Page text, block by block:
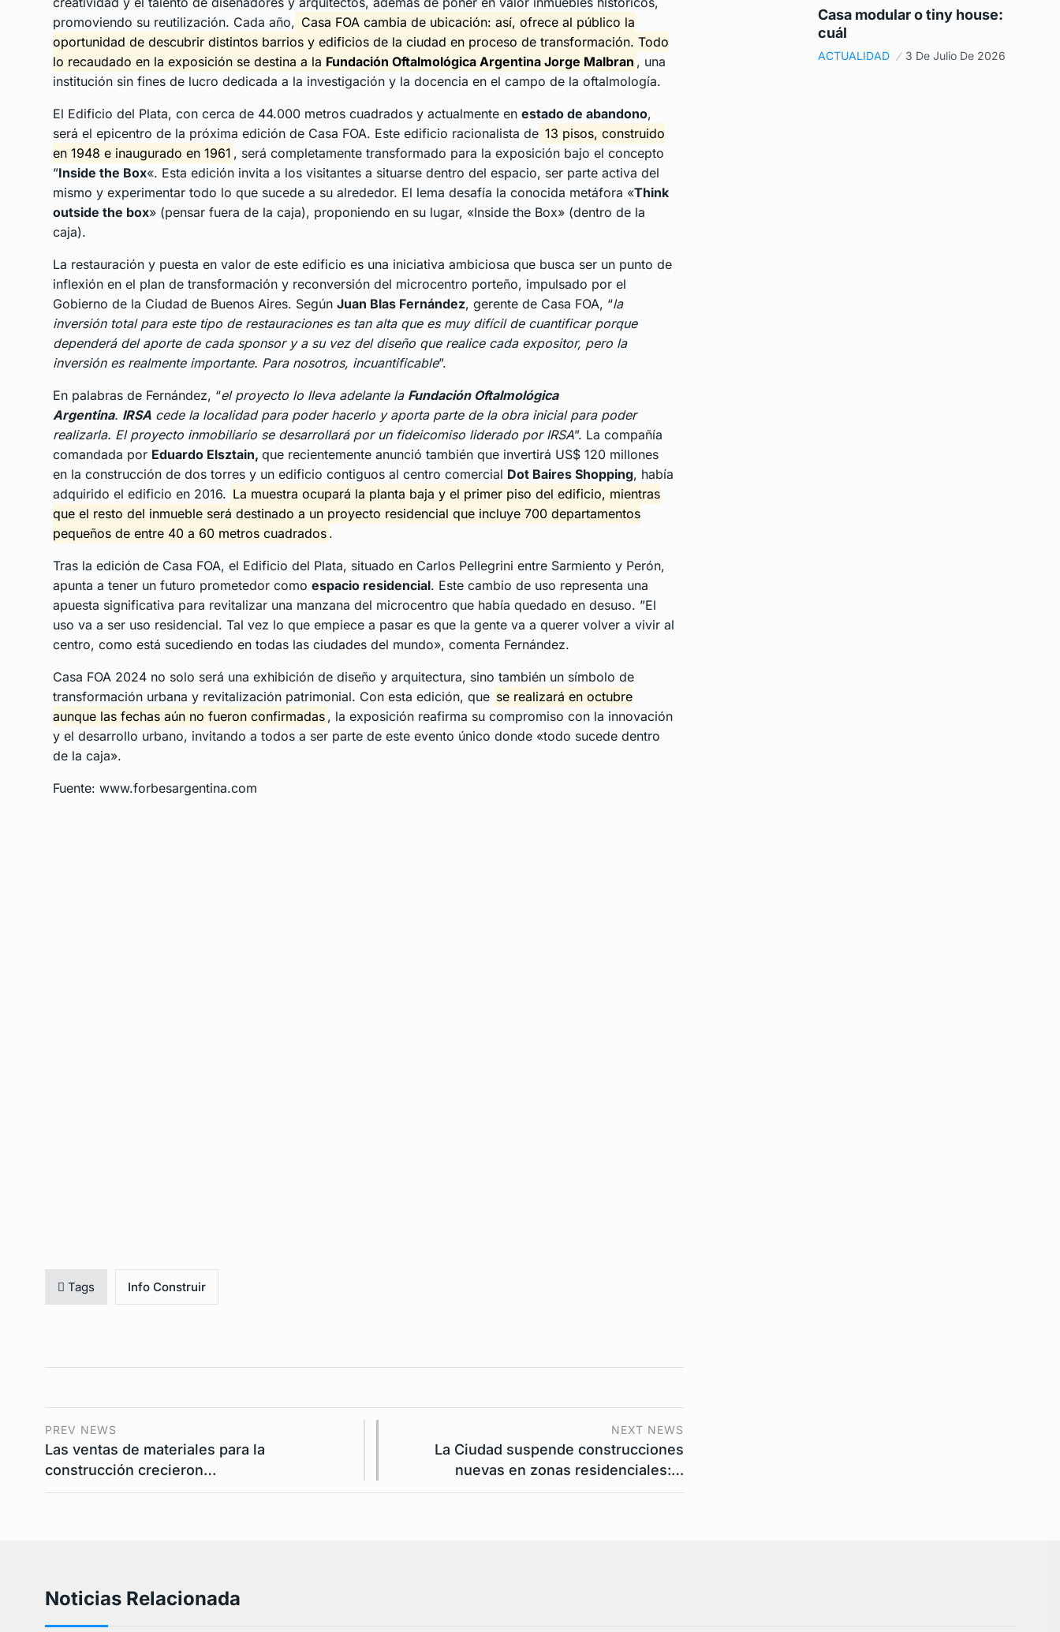
promoviendo su reutilización. Cada año, Casa FOA cambia de ubicación: así, ofrece al público la
oportunidad de descubrir distintos barrios y edificios de la ciudad en proceso de transformación. Todo
lo recaudado en la exposición se destina a la Fundación Oftalmológica Argentina Jorge Malbran , una
institución sin fines de lucro dedicada a la investigación y la docencia en el campo de la oftalmología.
El Edificio del Plata, con cerca de 44.000 metros cuadrados y actualmente en estado de abandono,
será el epicentro de la próxima edición de Casa FOA. Este edificio racionalista de 13 pisos, construido
en 1948 e inaugurado en 1961 , será completamente transformado para la exposición bajo el concepto
”Inside the Box«. Esta edición invita a los visitantes a situarse dentro del espacio, ser parte activa del
mismo y experimentar todo lo que sucede a su alrededor. El lema desafía la conocida metáfora «Think
outside the box» (pensar fuera de la caja), proponiendo en su lugar, «Inside the Box» (dentro de la
caja).
La restauración y puesta en valor de este edificio es una iniciativa ambiciosa que busca ser un punto de
inflexión en el plan de transformación y reconversión del microcentro porteño, impulsado por el
Gobierno de la Ciudad de Buenos Aires. Según Juan Blas Fernández, gerente de Casa FOA, “la
inversión total para este tipo de restauraciones es tan alta que es muy difícil de cuantificar porque
dependerá del aporte de cada sponsor y a su vez del diseño que realice cada expositor, pero la
inversión es realmente importante. Para nosotros, incuantificable”.
En palabras de Fernández, “el proyecto lo lleva adelante la Fundación Oftalmológica
Argentina. IRSA cede la localidad para poder hacerlo y aporta parte de la obra inicial para poder
realizarla. El proyecto inmobiliario se desarrollará por un fideicomiso liderado por IRSA”. La compañía
comandada por Eduardo Elsztain, que recientemente anunció también que invertirá US$ 120 millones
en la construcción de dos torres y un edificio contiguos al centro comercial Dot Baires Shopping, había
adquirido el edificio en 2016. La muestra ocupará la planta baja y el primer piso del edificio, mientras
que el resto del inmueble será destinado a un proyecto residencial que incluye 700 departamentos
pequeños de entre 40 a 60 metros cuadrados .
Tras la edición de Casa FOA, el Edificio del Plata, situado en Carlos Pellegrini entre Sarmiento y Perón,
apunta a tener un futuro prometedor como espacio residencial. Este cambio de uso representa una
apuesta significativa para revitalizar una manzana del microcentro que había quedado en desuso. ”El
uso va a ser uso residencial. Tal vez lo que empiece a pasar es que la gente va a querer volver a vivir al
centro, como está sucediendo en todas las ciudades del mundo», comenta Fernández.
Casa FOA 2024 no solo será una exhibición de diseño y arquitectura, sino también un símbolo de
transformación urbana y revitalización patrimonial. Con esta edición, que se realizará en octubre
aunque las fechas aún no fueron confirmadas , la exposición reafirma su compromiso con la innovación
y el desarrollo urbano, invitando a todos a ser parte de este evento único donde «todo sucede dentro
de la caja».
Fuente: www.forbesargentina.com
Tags Info Construir
PREV NEWS
Las ventas de materiales para la
construcción crecieron…
NEXT NEWS
La Ciudad suspende construcciones
nuevas en zonas residenciales:…
Casa modular o tiny house:
cuál
ACTUALIDAD 3 De Julio De 2026
Noticias Relacionada